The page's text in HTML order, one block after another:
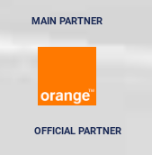
MAIN PARTNER
OFFICIAL PARTNER